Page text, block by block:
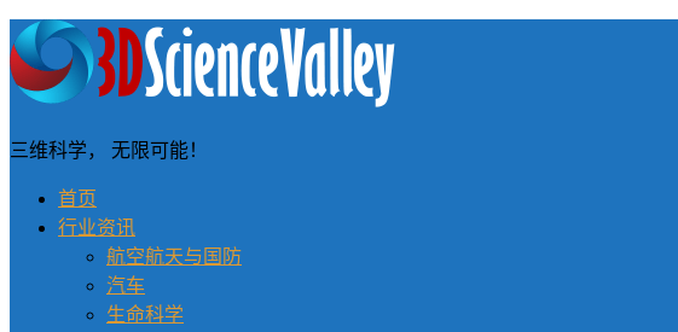
三维科学， 无限可能！
首页
行业资讯
航空航天与国防
汽车
生命科学